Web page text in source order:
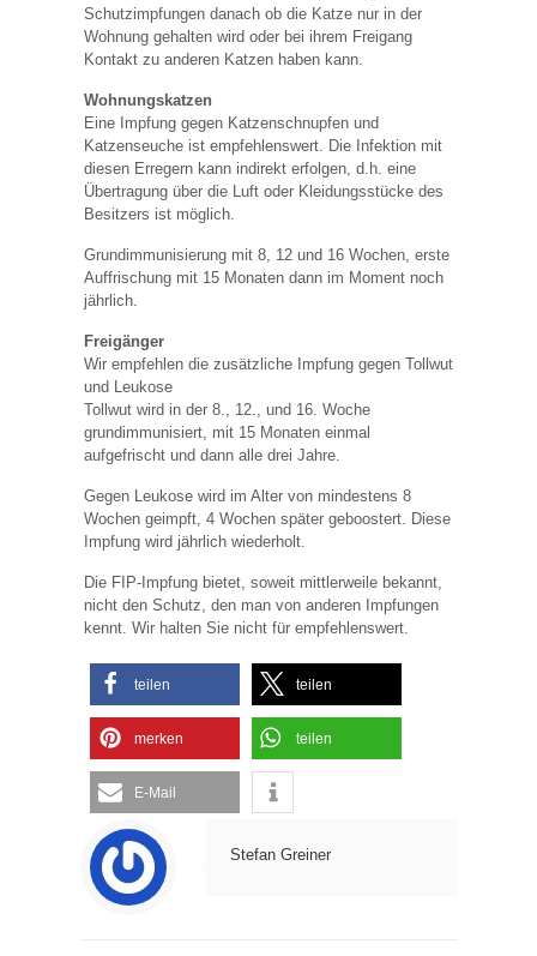
Schutzimpfungen danach ob die Katze nur in der
Wohnung gehalten wird oder bei ihrem Freigang
Kontakt zu anderen Katzen haben kann.
Wohnungskatzen
Eine Impfung gegen Katzenschnupfen und
Katzenseuche ist empfehlenswert. Die Infektion mit
diesen Erregern kann indirekt erfolgen, d.h. eine
Übertragung über die Luft oder Kleidungsstücke des
Besitzers ist möglich.
Grundimmunisierung mit 8, 12 und 16 Wochen, erste
Auffrischung mit 15 Monaten dann im Moment noch
jährlich.
Freigänger
Wir empfehlen die zusätzliche Impfung gegen Tollwut
und Leukose
Tollwut wird in der 8., 12., und 16. Woche
grundimmunisiert, mit 15 Monaten einmal
aufgefrischt und dann alle drei Jahre.
Gegen Leukose wird im Alter von mindestens 8
Wochen geimpft, 4 Wochen später geboostert. Diese
Impfung wird jährlich wiederholt.
Die FIP-Impfung bietet, soweit mittlerweile bekannt,
nicht den Schutz, den man von anderen Impfungen
kennt. Wir halten Sie nicht für empfehlenswert.
teilen teilen
merken teilen
E-Mail
Stefan Greiner